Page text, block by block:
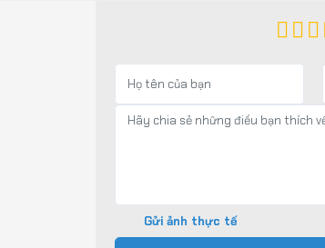
Gửi ảnh thực tế